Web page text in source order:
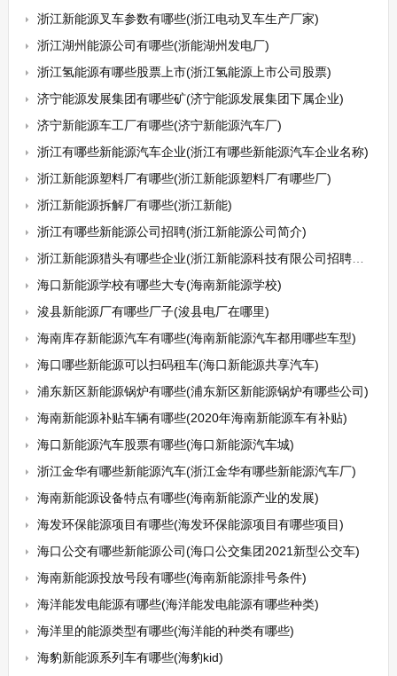
浙江新能源叉车参数有哪些(浙江电动叉车生产厂家)
浙江湖州能源公司有哪些(浙能湖州发电厂)
浙江氢能源有哪些股票上市(浙江氢能源上市公司股票)
济宁能源发展集团有哪些矿(济宁能源发展集团下属企业)
济宁新能源车工厂有哪些(济宁新能源汽车厂)
浙江有哪些新能源汽车企业(浙江有哪些新能源汽车企业名称)
浙江新能源塑料厂有哪些(浙江新能源塑料厂有哪些厂)
浙江新能源拆解厂有哪些(浙江新能)
浙江有哪些新能源公司招聘(浙江新能源公司简介)
浙江新能源猎头有哪些企业(浙江新能源科技有限公司招聘信息)
海口新能源学校有哪些大专(海南新能源学校)
浚县新能源厂有哪些厂子(浚县电厂在哪里)
海南库存新能源汽车有哪些(海南新能源汽车都用哪些车型)
海口哪些新能源可以扫码租车(海口新能源共享汽车)
浦东新区新能源锅炉有哪些(浦东新区新能源锅炉有哪些公司)
海南新能源补贴车辆有哪些(2020年海南新能源车有补贴)
海口新能源汽车股票有哪些(海口新能源汽车城)
浙江金华有哪些新能源汽车(浙江金华有哪些新能源汽车厂)
海南新能源设备特点有哪些(海南新能源产业的发展)
海发环保能源项目有哪些(海发环保能源项目有哪些项目)
海口公交有哪些新能源公司(海口公交集团2021新型公交车)
海南新能源投放号段有哪些(海南新能源排号条件)
海洋能发电能源有哪些(海洋能发电能源有哪些种类)
海洋里的能源类型有哪些(海洋能的种类有哪些)
海豹新能源系列车有哪些(海豹kid)